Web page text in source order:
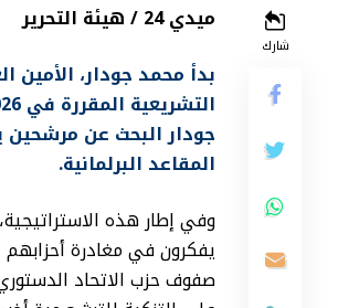
شارك
ميدي 24 / هيئة التحرير
بدأ محمد جودار، الأمين
جودار البحث عن مرشحين
المقاعد البرلمانية.
وفي إطار هذه
يفكرون في مغادرة
صفوف حزب الاتحاد